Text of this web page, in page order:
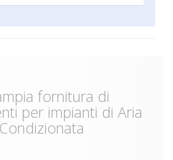
fornitura di
per impianti di Aria
Condizionata